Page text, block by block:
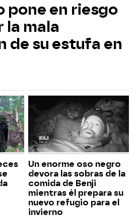
pone en riesgo
la mala
de su estufa en
Un enorme oso negro
devora las sobras de la
comida de Benji
mientras él prepara su
nuevo refugio para el
invierno